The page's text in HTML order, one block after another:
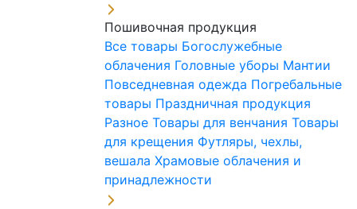
Пошивочная продукция
Все товары Богослужебные
облачения Головные уборы Мантии
Повседневная одежда Погребальные
товары Праздничная продукция
Разное Товары для венчания Товары
для крещения Футляры, чехлы,
вешала Храмовые облачения и
принадлежности